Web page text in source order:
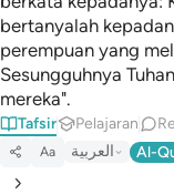
bertanyalah
perempuan yang
Sesungguhnya
mereka".
Tafsir Pelajaran
Aa العربية Al-